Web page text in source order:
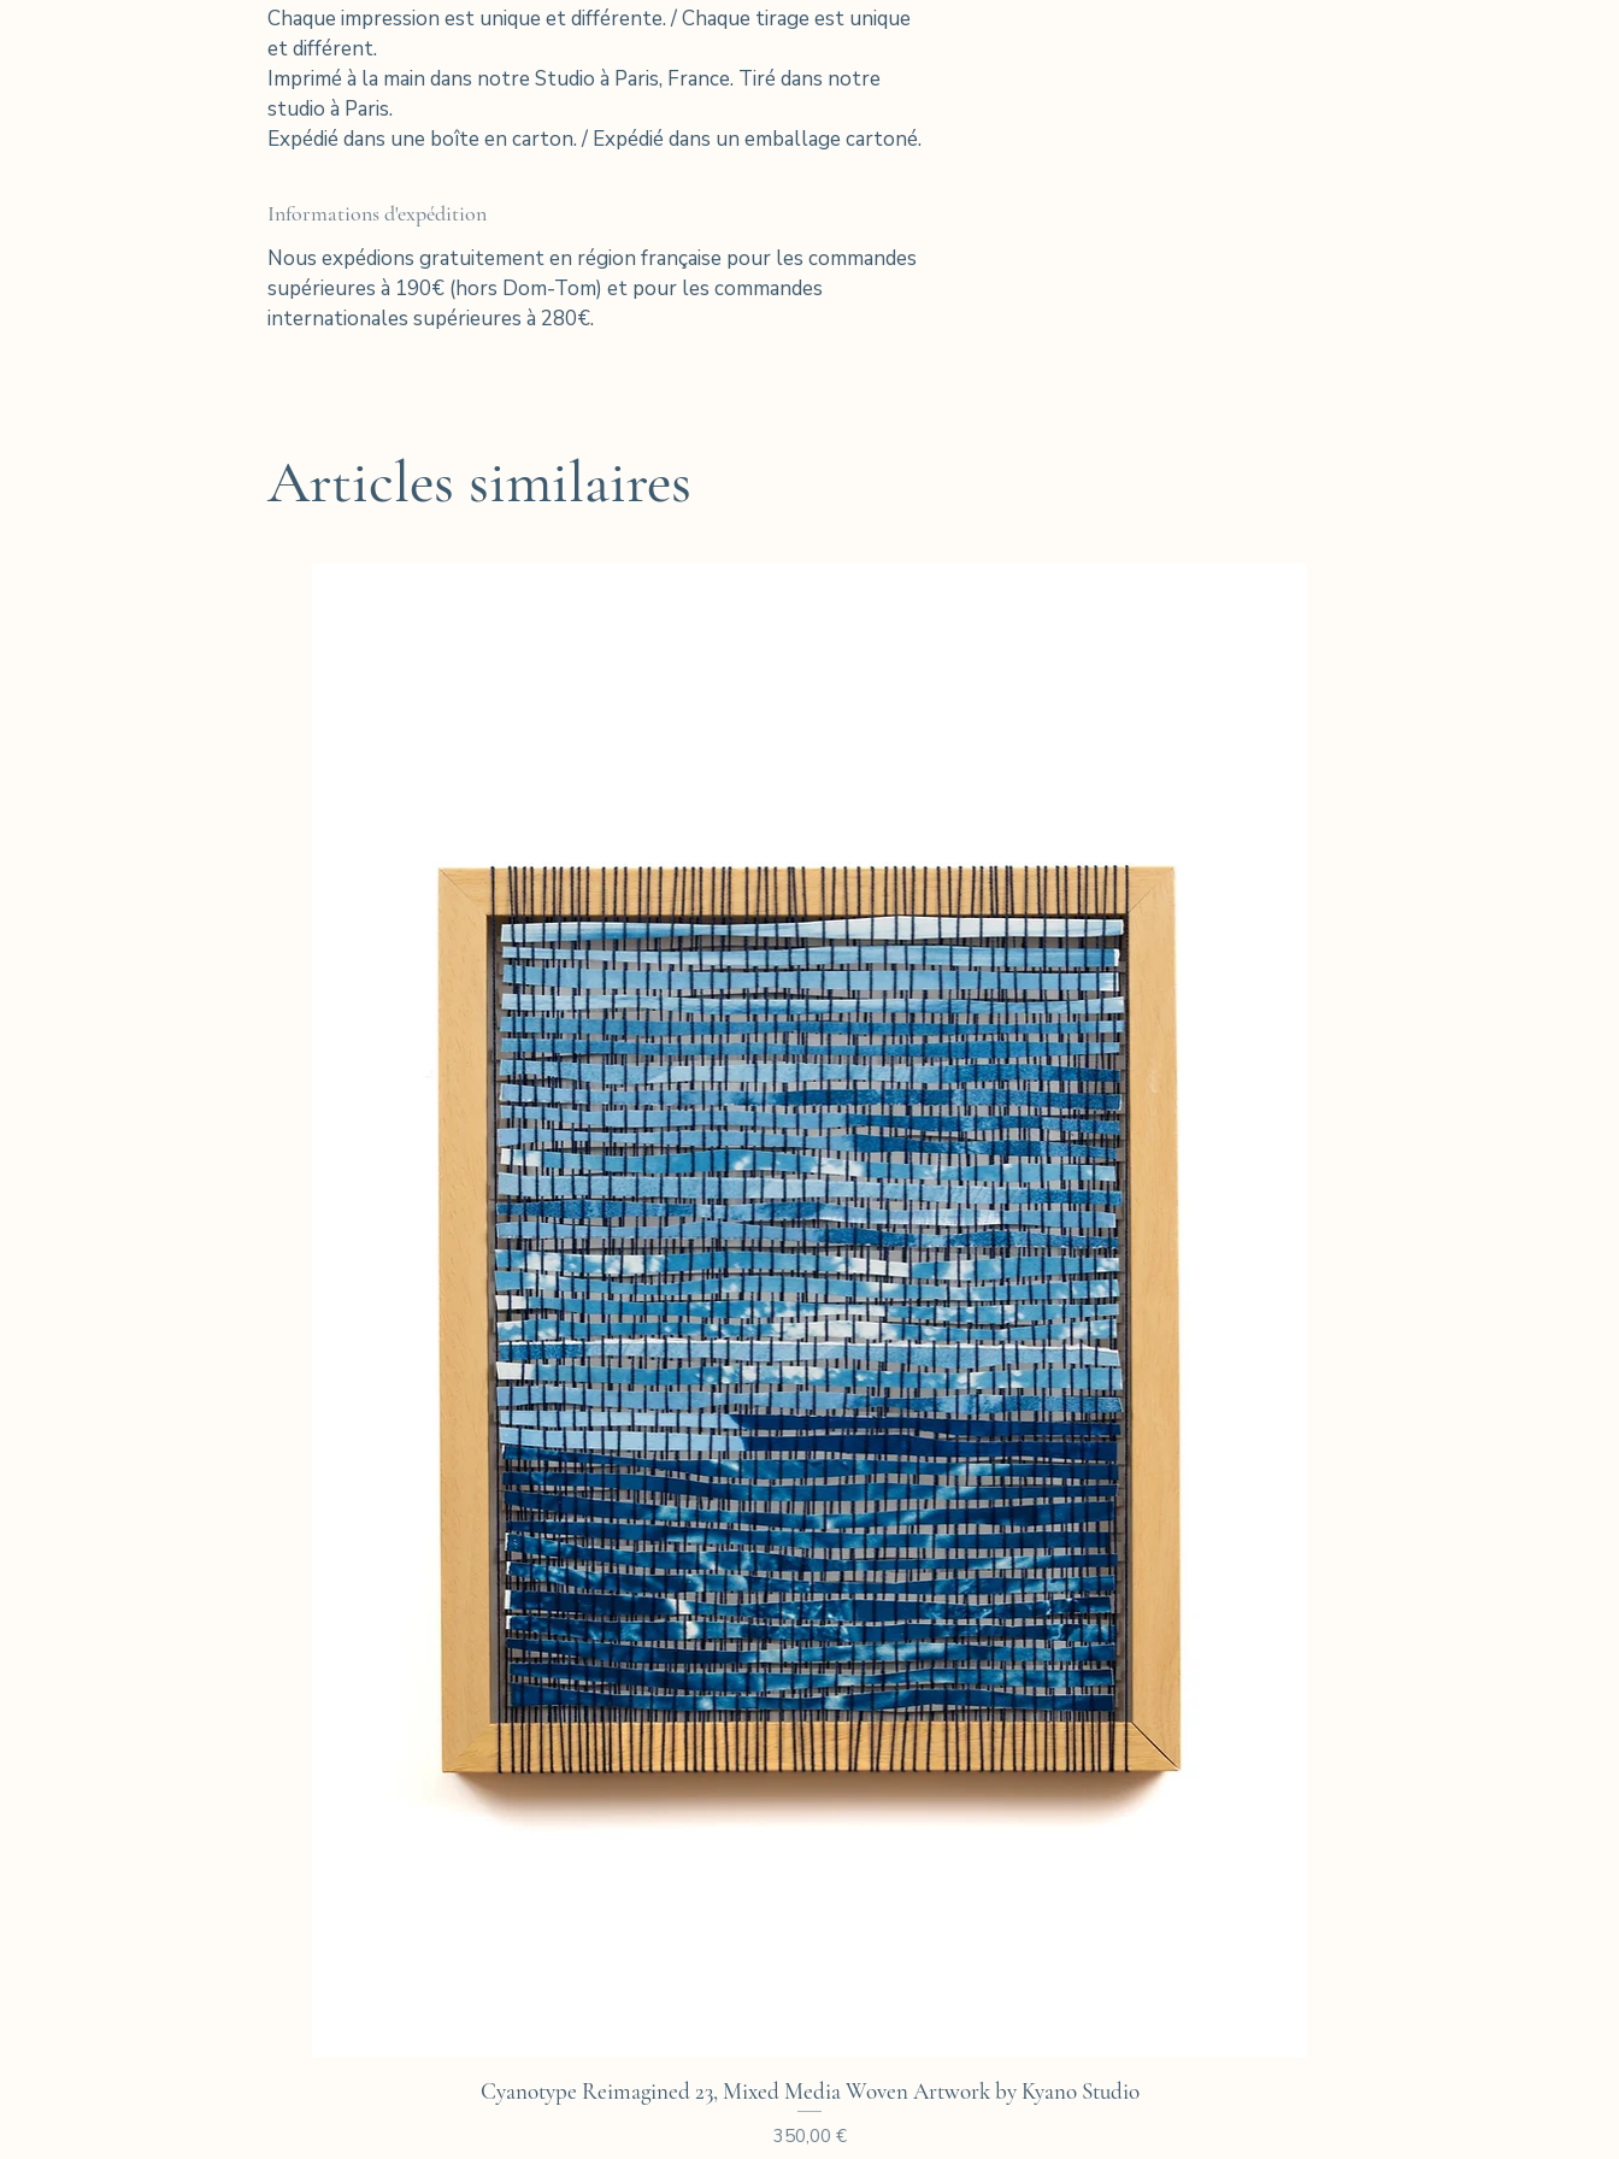
Chaque impression est unique et différente. / Chaque tirage est unique
et différent.
Imprimé à la main dans notre Studio à Paris, France. Tiré dans notre
studio à Paris.
Expédié dans une boîte en carton. / Expédié dans un emballage cartoné.
Informations d'expédition
Nous expédions gratuitement en région française pour les commandes
supérieures à 190€ (hors Dom-Tom) et pour les commandes
internationales supérieures à 280€.
Articles similaires
Aperçu rapide
Cyanotype Reimagined 23, Mixed Media Woven Artwork by Kyano Studio
Prix
350,00 €